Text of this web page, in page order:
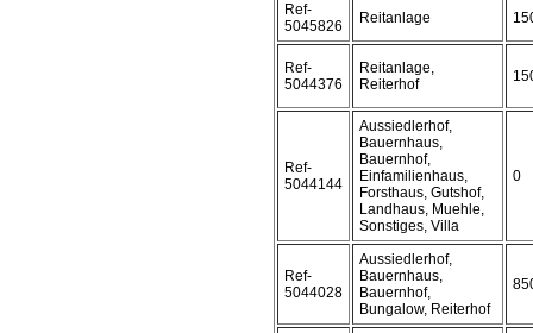
Ref-
5045826
Reitanlage
Ref-
5044376
Reitanlage,
Reiterhof
Ref-
5044144
Aussiedlerhof,
Bauernhaus,
Bauernhof,
Einfamilienhaus,
Forsthaus, Gutshof,
Landhaus, Muehle,
Sonstiges, Villa
0
Ref-
5044028
Aussiedlerhof,
Bauernhaus,
Bauernhof,
Bungalow, Reiterhof